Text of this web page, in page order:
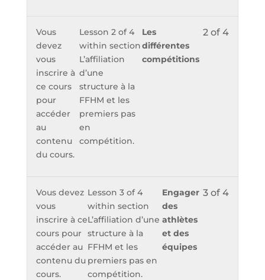
2 of 4
Les
différentes
compétitions
Lesson 2 of 4
within section
L’affiliation
d’une
structure à la
FFHM et les
premiers pas
en
compétition.
Vous
devez
vous
inscrire à
ce cours
pour
accéder
au
contenu
du cours.
3 of 4
Engager
des
athlètes
et des
équipes
Lesson 3 of 4
within section
L’affiliation d’une
structure à la
FFHM et les
premiers pas en
compétition.
Vous devez
vous
inscrire à ce
cours pour
accéder au
contenu du
cours.